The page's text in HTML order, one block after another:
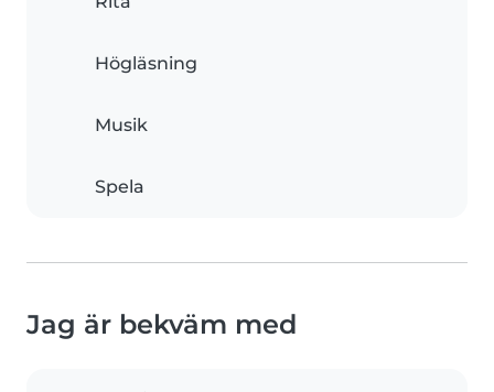
Högläsning
Musik
Spela
Jag är bekväm med